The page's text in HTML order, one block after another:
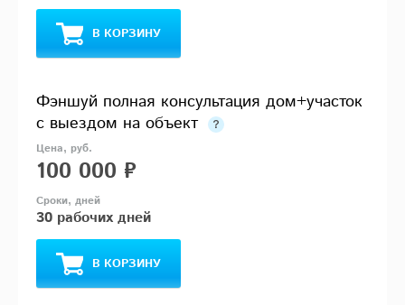
В КОРЗИНУ
Фэншуй полная консультация дом+участок
с выездом на объект
100 000 ₽
30 рабочих дней
В КОРЗИНУ